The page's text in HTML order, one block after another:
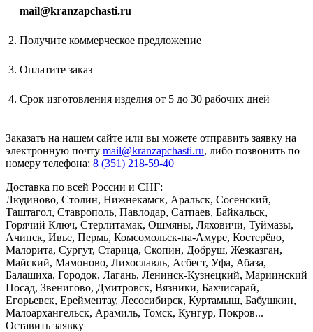
mail@kranzapchasti.ru
Получите коммерческое предложение
Оплатите заказ
Срок изготовления изделия от 5 до 30 рабочих дней
Заказать на нашем сайте или вы можете отправить заявку на
электронную почту mail@kranzapchasti.ru, либо позвонить по
номеру телефона: 8 (351) 218-59-40
Доставка по всей России и СНГ:
Людиново, Столин, Нижнекамск, Аральск, Сосенский,
Таштагол, Ставрополь, Павлодар, Сатпаев, Байкальск,
Горячий Ключ, Стерлитамак, Ошмяны, Ляховичи, Туймазы,
Ачинск, Ивье, Пермь, Комсомольск-на-Амуре, Костерёво,
Малорита, Сургут, Старица, Скопин, Добруш, Жезказган,
Майский, Мамоново, Лихославль, Асбест, Уфа, Абаза,
Балашиха, Городок, Лагань, Ленинск-Кузнецкий, Мариинский
Посад, Звенигово, Дмитровск, Вязники, Бахчисарай,
Егорьевск, Ерейментау, Лесосибирск, Куртамыш, Бабушкин,
Малоархангельск, Арамиль, Томск, Кунгур, Покров...
Оставить заявку